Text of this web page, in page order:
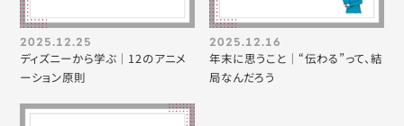
2025.12.25
ディズニーから学ぶ｜12のアニメ
ーション原則
2025.12.16
年末に思うこと｜“伝わる”って、結
局なんだろう